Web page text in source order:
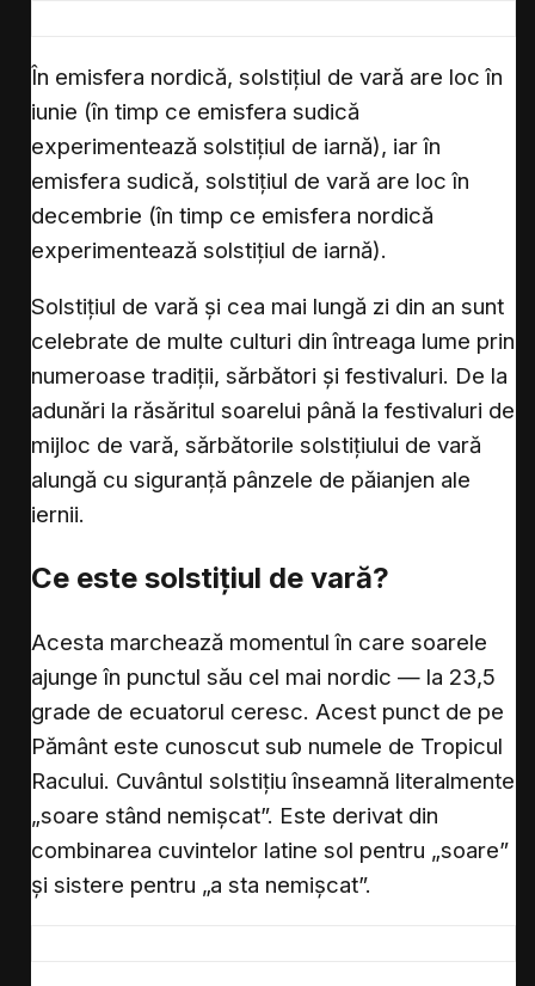
În emisfera nordică, solstițiul de vară are loc în
iunie (în timp ce emisfera sudică
experimentează solstițiul de iarnă), iar în
emisfera sudică, solstițiul de vară are loc în
decembrie (în timp ce emisfera nordică
experimentează solstițiul de iarnă).
Solstițiul de vară și cea mai lungă zi din an sunt
celebrate de multe culturi din întreaga lume prin
numeroase tradiții, sărbători și festivaluri. De la
adunări la răsăritul soarelui până la festivaluri de
mijloc de vară, sărbătorile solstițiului de vară
alungă cu siguranță pânzele de păianjen ale
iernii.
Ce este solstițiul de vară?
Acesta marchează momentul în care soarele
ajunge în punctul său cel mai nordic — la 23,5
grade de ecuatorul ceresc. Acest punct de pe
Pământ este cunoscut sub numele de Tropicul
Racului. Cuvântul solstițiu înseamnă literalmente
„soare stând nemișcat”. Este derivat din
combinarea cuvintelor latine sol pentru „soare”
și sistere pentru „a sta nemișcat”.